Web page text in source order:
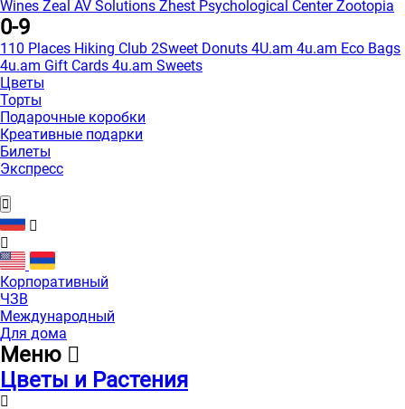
Wines Zeal AV Solutions Zhest Psychological CenterZootopia
0-9
110 Places Hiking Club 2Sweet Donuts 4U.am 4u.am Eco Bags
4u.am Gift Cards 4u.am Sweets
Цветы
Торты
Подарочные коробки
Креативные подарки
Билеты
Экспресс
Корпоративный
ЧЗВ
Международный
Для дома
Меню
Цветы и Растения